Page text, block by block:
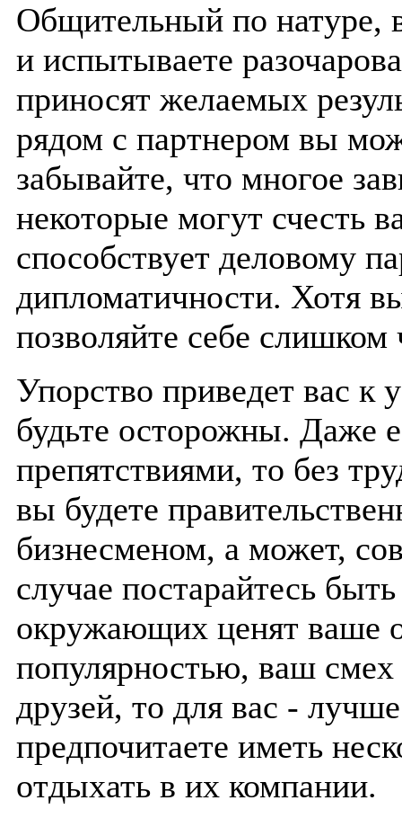
Общительный по натуре,
и испытываете
приносят желаемых
рядом с партнером вы
забывайте, что многое
некоторые могут счесть
способствует деловому
дипломатичности. Хотя
позволяйте себе слишком
Упорство приведет вас к
будьте осторожны. Даже
препятствиями, то без
вы будете
бизнесменом, а может,
случае постарайтесь
окружающих ценят ваше
популярностью, ваш смех
друзей, то для вас -
предпочитаете иметь
отдыхать в их компании.